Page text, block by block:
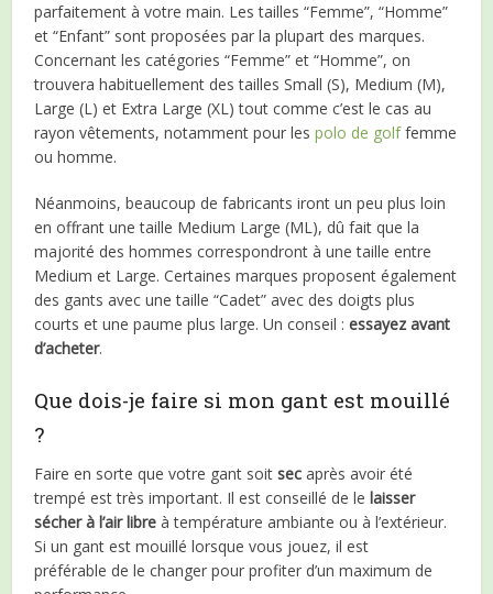
parfaitement à votre main. Les tailles “Femme”, “Homme”
et “Enfant” sont proposées par la plupart des marques.
Concernant les catégories “Femme” et “Homme”, on
trouvera habituellement des tailles Small (S), Medium (M),
Large (L) et Extra Large (XL) tout comme c’est le cas au
rayon vêtements, notamment pour lespolo de golffemme
ou homme.
Néanmoins, beaucoup de fabricants iront un peu plus loin
en offrant une taille Medium Large (ML), dû fait que la
majorité des hommes correspondront à une taille entre
Medium et Large. Certaines marques proposent également
des gants avec une taille “Cadet” avec des doigts plus
courts et une paume plus large. Un conseil :essayez avant
d’acheter.
Que dois-je faire si mon gant est mouillé
?
Faire en sorte que votre gant soitsec après avoir été
trempé est très important. Il est conseillé de le laisser
sécher à l’air libre à température ambiante ou à l’extérieur.
Si un gant est mouillé lorsque vous jouez, il est
préférable de le changer pour profiter d’un maximum de